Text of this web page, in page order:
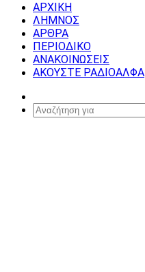
ΑΡΧΙΚΗ
ΛΗΜΝΟΣ
ΑΡΘΡΑ
ΠΕΡΙΟΔΙΚΟ
ΑΝΑΚΟΙΝΩΣΕΙΣ
ΑΚΟΥΣΤΕ ΡΑΔΙΟΑΛΦΑ
Article